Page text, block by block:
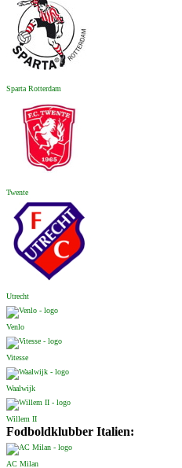
Sparta Rotterdam
Twente
Utrecht
Venlo
Vitesse
Waalwijk
Willem II
Fodboldklubber Italien:
AC Milan